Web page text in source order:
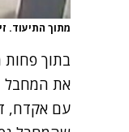
מתוך התיעוד.
בתוך
את המחבל